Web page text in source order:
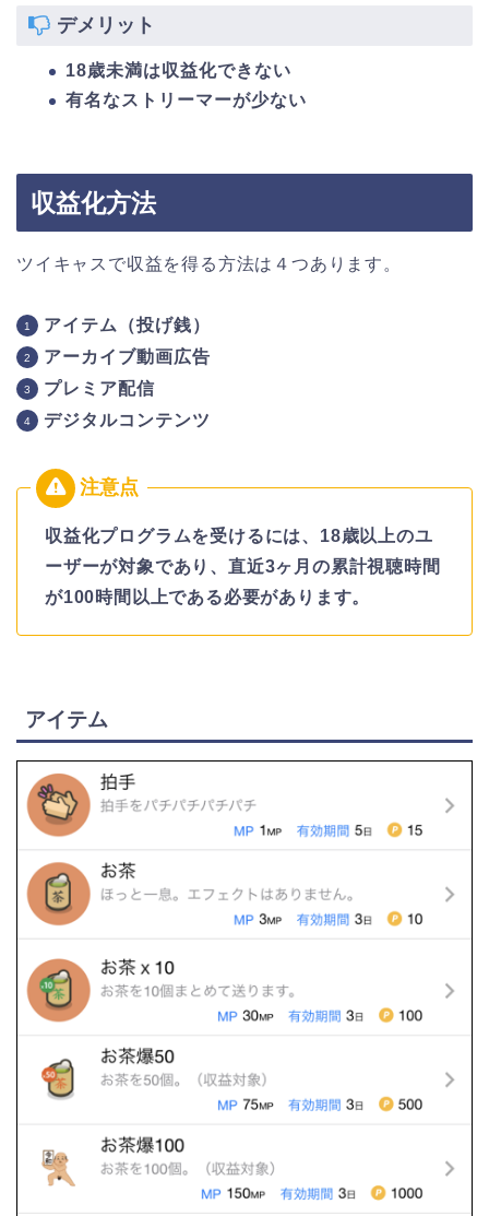
デメリット
18歳未満は収益化できない
有名なストリーマーが少ない
収益化方法
ツイキャスで収益を得る方法は４つあります。
アイテム（投げ銭）
アーカイブ動画広告
プレミア配信
デジタルコンテンツ
収益化プログラムを受けるには、18歳以上のユ
ーザーが対象であり、直近3ヶ月の累計視聴時間
が100時間以上である必要があります。
アイテム